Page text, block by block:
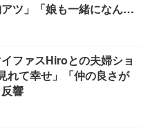
ツ」「娘も一緒になんて
ファスHiroとの夫婦ショ
れて幸せ」「仲の良さが
響